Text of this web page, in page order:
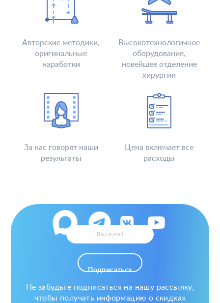
Авторские методики,
оригинальные
наработки
Высокотехнологичное
оборудование,
новейшее отделение
хирургии
За нас говорят наши
результаты
Цена включает все
расходы
Подписаться
Не забудьте подписаться на нашу рассылку,
чтобы получать информацию о скидках